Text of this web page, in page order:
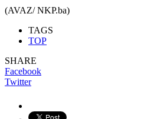
(AVAZ/ NKP.ba)
TAGS
TOP
SHARE
Facebook
Twitter